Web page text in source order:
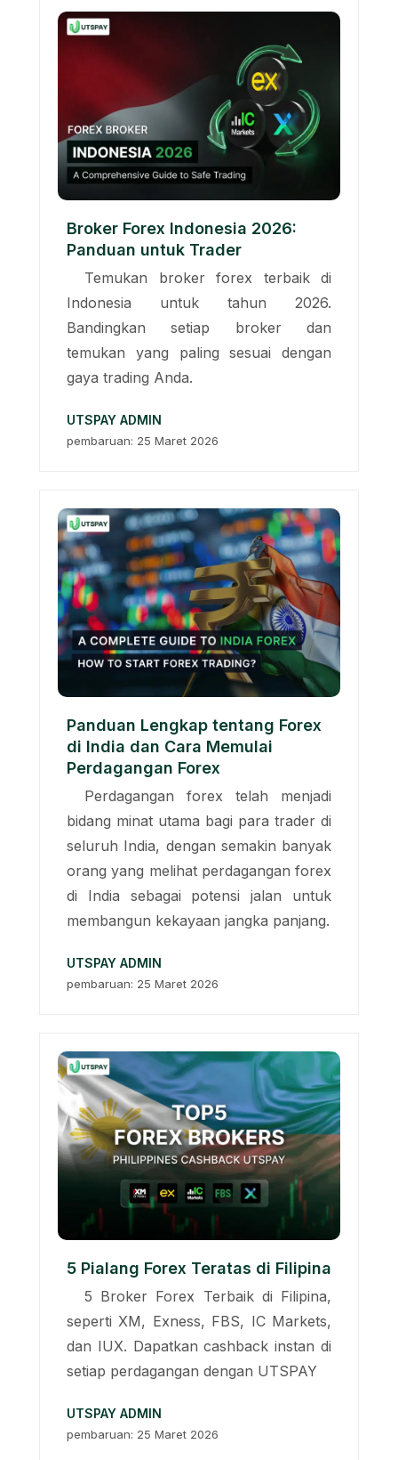
Broker Forex Indonesia 2026:
Panduan untuk Trader
Temukan broker forex terbaik di
Indonesia untuk tahun 2026.
Bandingkan setiap broker dan
temukan yang paling sesuai dengan
gaya trading Anda.
UTSPAY ADMIN
pembaruan: 25 Maret 2026
Panduan Lengkap tentang Forex
di India dan Cara Memulai
Perdagangan Forex
Perdagangan forex telah menjadi
bidang minat utama bagi para trader di
seluruh India, dengan semakin banyak
orang yang melihat perdagangan forex
di India sebagai potensi jalan untuk
membangun kekayaan jangka panjang.
UTSPAY ADMIN
pembaruan: 25 Maret 2026
5 Pialang Forex Teratas di Filipina
5 Broker Forex Terbaik di Filipina,
seperti XM, Exness, FBS, IC Markets,
dan IUX. Dapatkan cashback instan di
setiap perdagangan dengan UTSPAY
UTSPAY ADMIN
pembaruan: 25 Maret 2026